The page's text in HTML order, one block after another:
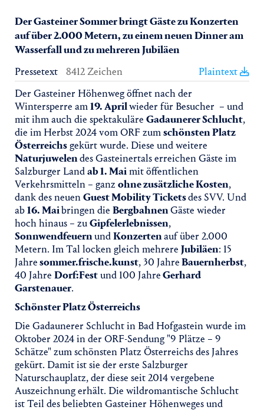
Der Gasteiner Sommer bringt Gäste zu Konzerten
auf über 2.000 Metern, zu einem neuen Dinner am
Wasserfall und zu mehreren Jubiläen
Pressetext
8412 Zeichen
Plaintext
Der Gasteiner Höhenweg öffnet nach der
Wintersperre am19. Aprilwieder für Besucher – und
mit ihm auch die spektakuläre Gadaunerer Schlucht,
die im Herbst 2024 vom ORF zumschönsten Platz
Österreichsgekürt wurde. Diese und weitere
Naturjuwelendes Gasteinertals erreichen Gäste im
Salzburger Landab 1. Maimit öffentlichen
Verkehrsmitteln – ganz ohne zusätzliche Kosten,
dank des neuenGuest Mobility Ticketsdes SVV. Und
ab16. Maibringen die BergbahnenGäste wieder
hoch hinaus – zuGipfelerlebnissen,
SonnwendfeuernundKonzertenauf über 2.000
Metern. Im Tal locken gleich mehrere Jubiläen: 15
Jahresommer.frische.kunst, 30 JahreBauernherbst,
40 Jahre Dorf:Festund 100 JahreGerhard
Garstenauer.
Schönster Platz Österreichs
Die Gadaunerer Schlucht in Bad Hofgastein wurde im
Oktober 2024 in der ORF-Sendung "9 Plätze – 9
Schätze" zum schönsten Platz Österreichs des Jahres
gekürt. Damit ist sie der erste Salzburger
Naturschauplatz, der diese seit 2014 vergebene
Auszeichnung erhält. Die wildromantische Schlucht
ist Teil des beliebten Gasteiner Höhenweges und